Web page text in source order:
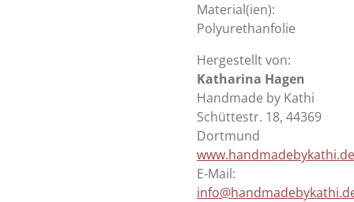
Material(ien):
Polyurethanfolie
Hergestellt von:
Katharina Hagen
Handmade by Kathi
Schüttestr. 18, 44369
Dortmund
www.handmadebykathi.de
E-Mail: